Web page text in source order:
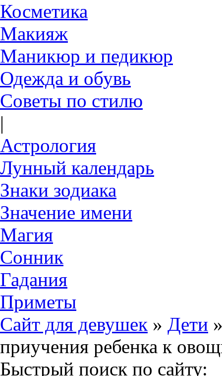
Косметика
Макияж
Маникюр и педикюр
Одежда и обувь
Советы по стилю
|
Астрология
Лунный календарь
Знаки зодиака
Значение имени
Магия
Сонник
Гадания
Приметы
Сайт для девушек » Дети
приучения ребенка к
Быстрый поиск по сайту: